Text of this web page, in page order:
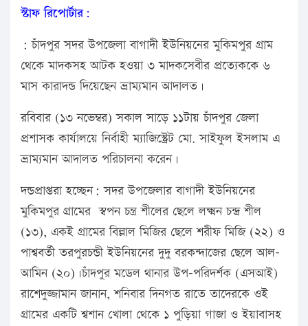
স্টাফ রিপোর্টার:
: চাঁদপুর সদর উপজেলা বাগাদী ইউনিয়নের মুকিমপুর গ্রাম
থেকে মাদকসহ আটক হওয়া ৩ মাদকসেবীর প্রত্যেককে ৬
মাস কারাদন্ড দিয়েছেন ভ্রাম্যমান আদালত।
রবিবার (১৩ নভেম্বর) সকাল সাড়ে ১১টায় চাঁদপুর জেলা
প্রশাসক কার্যালয়ে নির্বাহী ম্যাজিস্ট্রেট মো. সাইফুল ইসলাম এ
ভ্রাম্যমান আদালত পরিচালনা করেন।
দন্ডপ্রাপ্তরা হচ্ছেন: সদর উপজেলার বাগাদী ইউনিয়নের
মুকিমপুর গ্রামের স্বপন চন্ত্র শীলের ছেলে লক্ষ্মন চন্দ্র শীল
(১৩), একই গ্রামের বিল্লাল মিজির ছেলে শরীফ মিজি (২২) ও
পাশ্ববর্তী তরপুরচন্ডী ইউনিয়নের দুদু বরকন্দাজের ছেলে আল-
আমিন (২০)।চাঁদপুর মডেল থানার উপ-পরিদর্শক (এসআই)
রাশেদুজ্জামান জানান, শনিবার দিনগত রাতে তাদেরকে ওই
গ্রামের একটি শ্বশান খোলা থেকে ১ পুড়িয়া গাজা ও ইয়াবাসহ